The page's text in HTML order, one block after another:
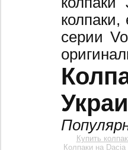
серии
Купить
Колпаки на Dacia